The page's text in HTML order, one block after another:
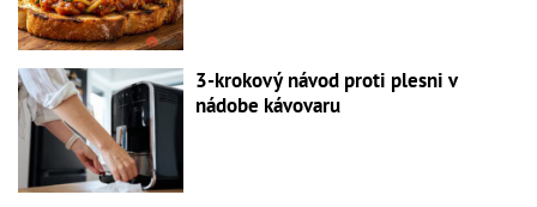
3-krokový návod proti plesni v
nádobe kávovaru